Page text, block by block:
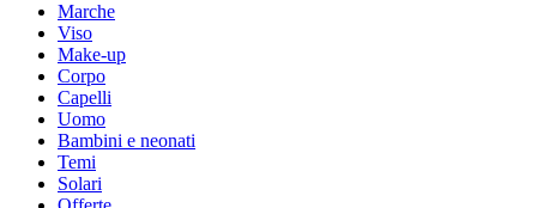
Marche
Viso
Make-up
Corpo
Capelli
Uomo
Bambini e neonati
Temi
Solari